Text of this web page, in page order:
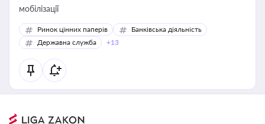
мобілізації
Ринок цінних паперів
Банківська діяльність
Державна служба
+13